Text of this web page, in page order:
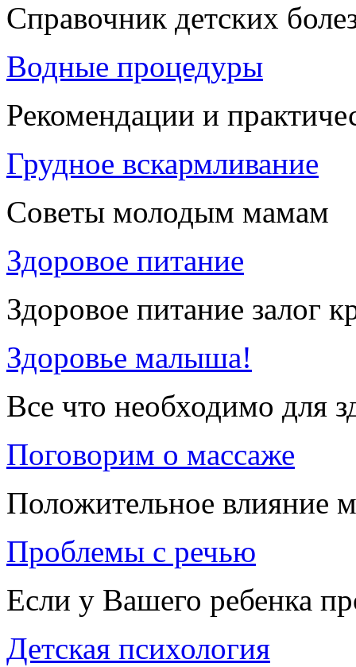
Справочник детских
Водные процедуры
Рекомендации и
Грудное вскармливание
Советы молодым мамам
Здоровое питание
Здоровое питание залог
Здоровье малыша!
Все что необходимо для
Поговорим о массаже
Положительное влияние
Проблемы с речью
Если у Вашего ребенка
Детская психология